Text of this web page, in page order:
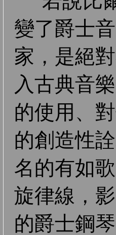
變了爵士
家，是絕
入古典音
的使用、
的創造性
名的有如
旋律線，
的爵士鋼